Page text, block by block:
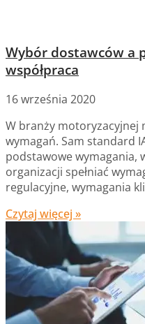
Wybór dostawców a
współpraca
16 września 2020
W branży motoryzacyjnej
wymagań. Sam standard
podstawowe wymagania,
organizacji spełniać
regulacyjne, wymagania
Czytaj więcej »